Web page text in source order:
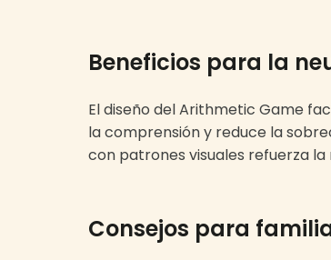
Beneficios para la
El diseño del Arithmetic Game
la comprensión y reduce la
con patrones visuales refuerza
Consejos para